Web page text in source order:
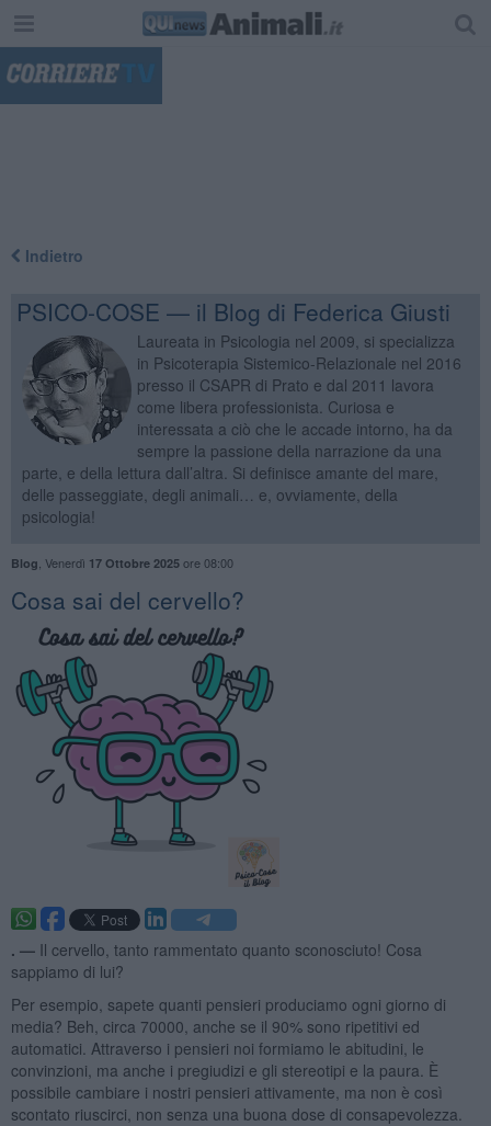
Indietro
PSICO-COSE — il Blog di Federica Giusti
Laureata in Psicologia nel 2009, si specializza
in Psicoterapia Sistemico-Relazionale nel 2016
presso il CSAPR di Prato e dal 2011 lavora
come libera professionista. Curiosa e
interessata a ciò che le accade intorno, ha da
sempre la passione della narrazione da una
parte, e della lettura dall’altra. Si definisce amante del mare,
delle passeggiate, degli animali… e, ovviamente, della
psicologia!
Blog Venerdì 17 Ottobre 2025ore 08:00
​Cosa sai del cervello?
. — Il cervello, tanto rammentato quanto sconosciuto! Cosa
sappiamo di lui?
Per esempio, sapete quanti pensieri produciamo ogni giorno di
media? Beh, circa 70000, anche se il 90% sono ripetitivi ed
automatici. Attraverso i pensieri noi formiamo le abitudini, le
convinzioni, ma anche i pregiudizi e gli stereotipi e la paura. È
possibile cambiare i nostri pensieri attivamente, ma non è così
scontato riuscirci, non senza una buona dose di consapevolezza.